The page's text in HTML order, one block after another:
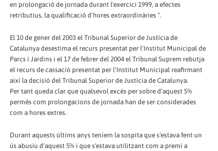
en prolongació de jornada durant l'exercici 1999, a efectes
retributius, la qualificació d'hores extraordinàries ".
El 10 de gener del 2003 el Tribunal Superior de Justícia de
Catalunya desestima el recurs presentat per l'Institut Municipal de
Parcs i Jardins i el 17 de febrer del 2004 el Tribunal Suprem rebutja
el recurs de cassació presentat per l'Institut Municipal reafirmant
així la decisió del Tribunal Superior de Justícia de Catalunya.
Per tant queda clar que qualsevol excés per sobre d'aquest 5%
permès com prolongacions de jornada han de ser considerades
com a hores extres.
Durant aquests últims anys teníem la sospita que s'estava fent un
ús abusiu d'aquest 5% i que s'estava utilitzant com a premi a